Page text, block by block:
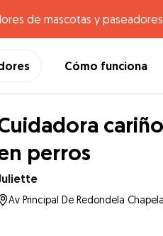
de mascotas y
Cómo funciona
perros
Av Principal De Redondela